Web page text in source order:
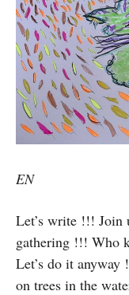
EN
Let’s write !!!
gathering !!! Who
Let’s do it anyway
on trees in the